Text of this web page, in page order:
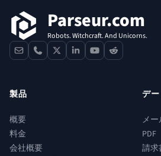
Parseur.com
Robots. Witchcraft. And Unicorns.
contactphone
x linkedinyoutube
reddit
製品
概要
料金
会社概要
デ
メー
PDF
請求